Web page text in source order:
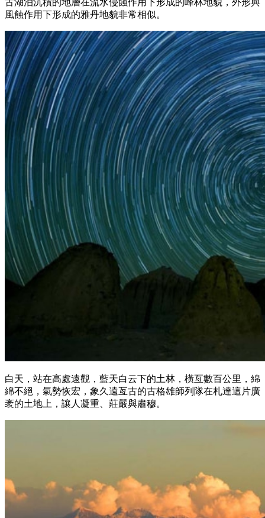
風蝕作用下形成的雅丹地貌非常相似。
白天，站在高處遠觀，藍天白云下的土林，橫亙數百公里，綿
綿不絕，氣勢恢宏，象久遠亙古的古格雄師列隊在札達這片廣
袤的土地上，讓人凝重、莊嚴與肅穆。